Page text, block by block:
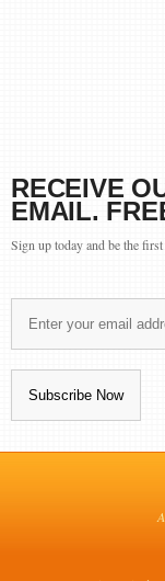
RECEIVE
EMAIL.
Sign up today and be the